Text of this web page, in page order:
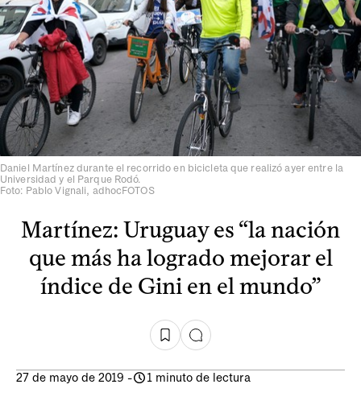
Daniel Martínez durante el recorrido en bicicleta que realizó ayer entre la
Universidad y el Parque Rodó.
Foto: Pablo Vignali, adhocFOTOS
Martínez: Uruguay es “la nación
que más ha logrado mejorar el
índice de Gini en el mundo”
27 de mayo de 2019 - 1 minuto de lectura